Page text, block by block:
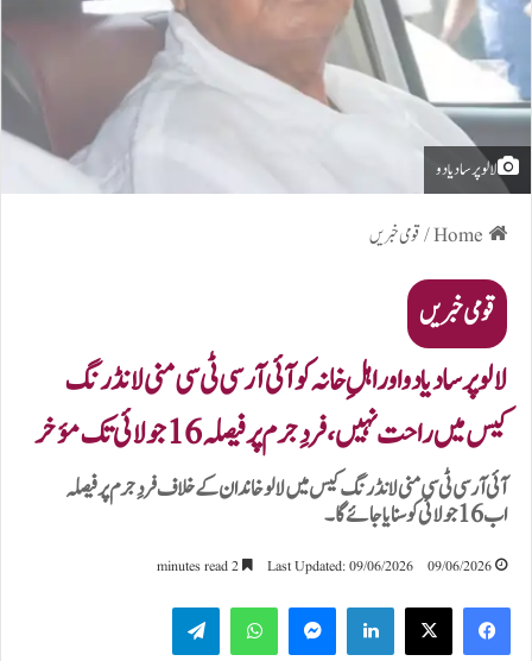
لالو پرساد یادو
/قومی خبریں
قومی خبریں
لالو پرساد یادو اور اہلِ خانہ کو آئی آر سی ٹی سی منی لانڈرنگ
کیس میں راحت نہیں، فردِ جرم پر فیصلہ 16 جولائی تک مؤخر
آئی آر سی ٹی سی منی لانڈرنگ کیس میں لالو خاندان کے خلاف فردِ جرم پر فیصلہ
اب 16 جولائی کو سنایا جائے گا۔
09/06/2026
Last Updated: 09/06/2026
LinkedIn
WhatsApp